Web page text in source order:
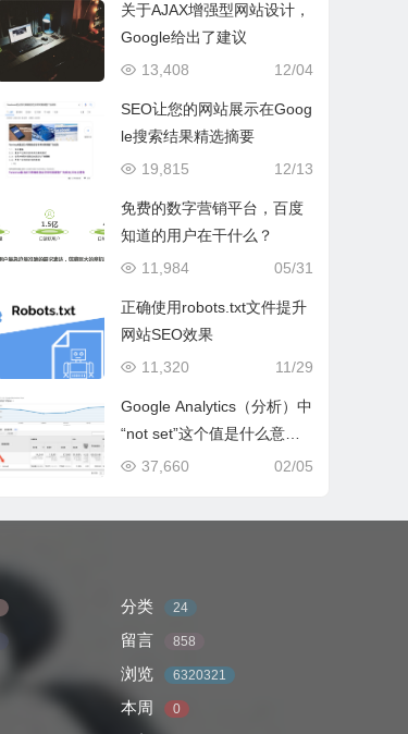
关于AJAX增强型网站设计，
Google给出了建议
12/04
13,408
SEO让您的网站展示在Goog
le搜索结果精选摘要
12/13
19,815
免费的数字营销平台，百度
知道的用户在干什么？
05/31
11,984
正确使用robots.txt文件提升
网站SEO效果
11/29
11,320
Google Analytics（分析）中
“not set”这个值是什么意
思？
02/05
37,660
分类 24
留言 858
浏览 6320321
本周 0